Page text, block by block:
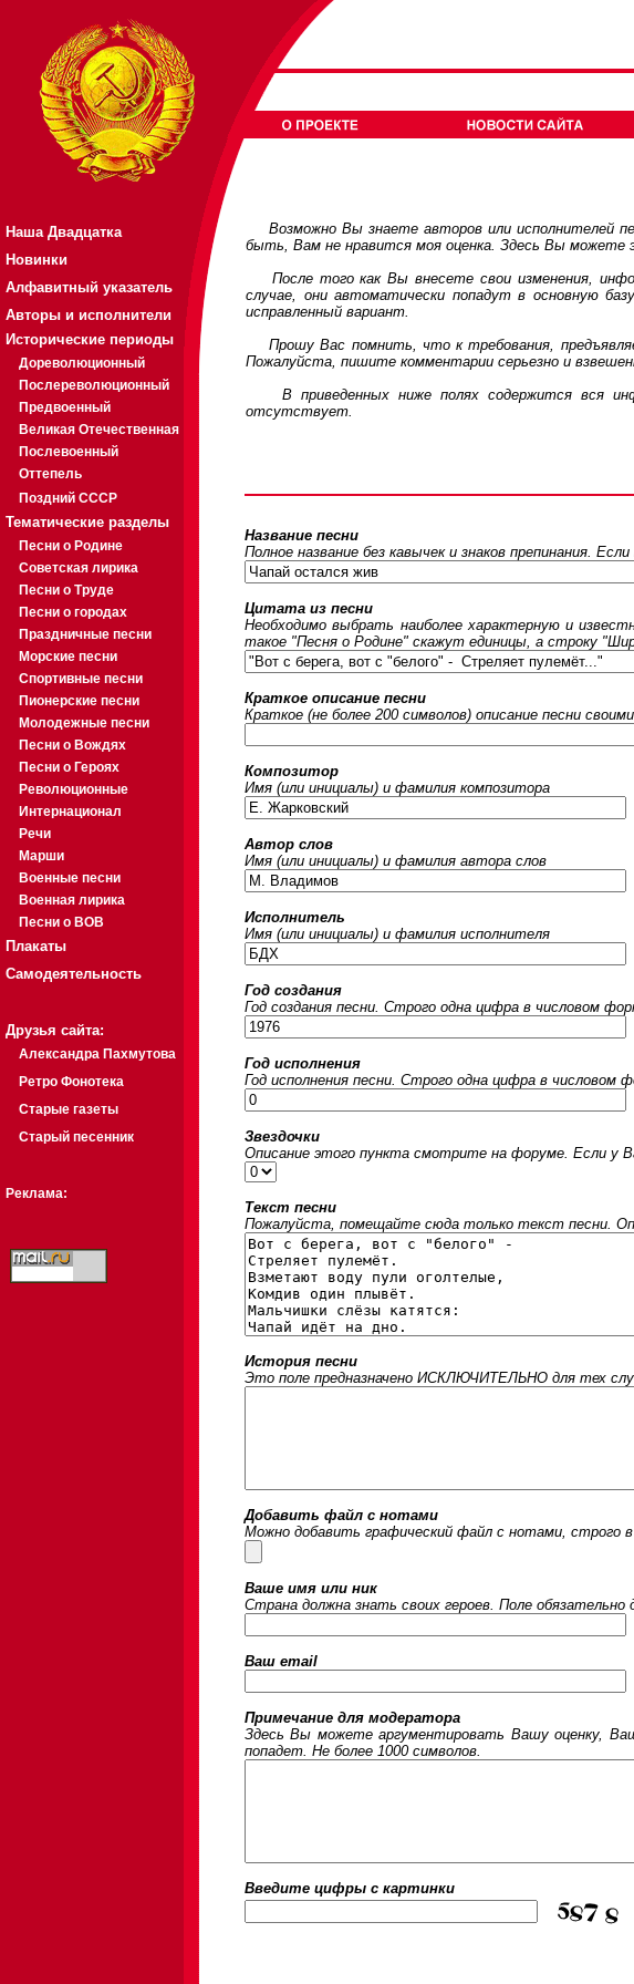
Наша Двадцатка
Новинки
Алфавитный указатель
Авторы и исполнители
Исторические периоды
Дореволюционный
Послереволюционный
Предвоенный
Великая Отечественная
Послевоенный
Оттепель
Поздний СССР
Тематические разделы
Песни о Родине
Советская лирика
Песни о Труде
Песни о городах
Праздничные песни
Морские песни
Спортивные песни
Пионерские песни
Молодежные песни
Песни о Вождях
Песни о Героях
Революционные
Интернационал
Речи
Марши
Военные песни
Военная лирика
Песни о ВОВ
Плакаты
Самодеятельность
Друзья сайта:
Александра Пахмутова
Ретро Фонотека
Старые газеты
Старый песенник
Реклама:
Возможно Вы знаете авторов или исполнителей
быть, Вам не нравится моя оценка. Здесь Вы можете
После того как Вы внесете свои изменения,
случае, они автоматически попадут в основную
исправленный вариант.
Прошу Вас помнить, что к требования,
Пожалуйста, пишите комментарии серьезно и
В приведенных ниже полях содержится вся
отсутствует.
Название песни
Полное название без кавычек и знаков препинания.
Цитата из песни
Необходимо выбрать наиболее характерную и
такое "Песня о Родине" скажут единицы, а строку
Краткое описание песни
Краткое (не более 200 символов) описание песни
Композитор
Имя (или инициалы) и фамилия композитора
Автор слов
Имя (или инициалы) и фамилия автора слов
Исполнитель
Имя (или инициалы) и фамилия исполнителя
Год создания
Год создания песни. Строго одна цифра в числовом
Год исполнения
Год исполнения песни. Строго одна цифра в числовом
Звездочки
Описание этого пункта смотрите на форуме. Если у
Текст песни
Пожалуйста, помещайте сюда только текст песни.
История песни
Это поле предназначено ИСКЛЮЧИТЕЛЬНО для тех
Добавить файл с нотами
Можно добавить графический файл с нотами, строго
Ваше имя или ник
Страна должна знать своих героев. Поле обязательно
Ваш email
Примечание для модератора
Здесь Вы можете аргументировать Вашу оценку,
попадет. Не более 1000 символов.
Введите цифры c картинки